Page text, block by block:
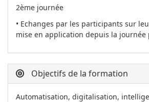
2ème journée
• Echanges par les participants sur
mise en application depuis la journée
Objectifs de la formation
Automatisation, digitalisation,